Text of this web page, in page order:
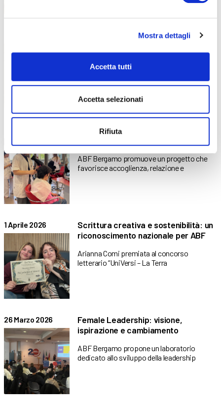
Mostra dettagli
Accetta tutti
Accetta selezionati
Rifiuta
Corrispondenze: sul mettersi in
Uno spettacolo teatrale nato dall’ascolto,
dalla scrittura e dalla collaborazione
Un’esperienza di cura e inclusione tra
ABF Bergamo promuove un progetto che
favorisce accoglienza, relazione e
1 Aprile 2026
Scrittura creativa e sostenibilità: un
riconoscimento nazionale per ABF
Arianna Comi premiata al concorso
letterario “UniVersi – La Terra
26 Marzo 2026
Female Leadership: visione,
ispirazione e cambiamento
ABF Bergamo propone un laboratorio
dedicato allo sviluppo della leadership